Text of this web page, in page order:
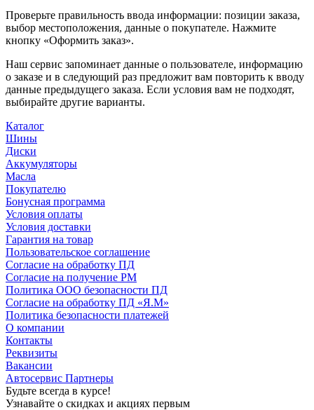
Проверьте правильность ввода информации: позиции заказа,
выбор местоположения, данные о покупателе. Нажмите
кнопку «Оформить заказ».
Наш сервис запоминает данные о пользователе, информацию
о заказе и в следующий раз предложит вам повторить к вводу
данные предыдущего заказа. Если условия вам не подходят,
выбирайте другие варианты.
Каталог
Шины
Диски
Аккумуляторы
Масла
Покупателю
Бонусная программа
Условия оплаты
Условия доставки
Гарантия на товар
Пользовательское соглашение
Согласие на обработку ПД
Согласие на получение РМ
Политика ООО безопасности ПД
Согласие на обработку ПД «Я.М»
Политика безопасности платежей
О компании
Контакты
Реквизиты
Вакансии
Автосервис Партнеры
Будьте всегда в курсе!
Узнавайте о скидках и акциях первым